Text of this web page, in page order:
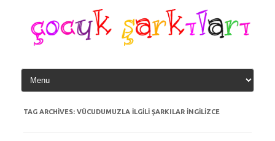
content
TAG ARCHIVES: VÜCUDUMUZLA ILGILI ŞARKILAR INGILIZCE